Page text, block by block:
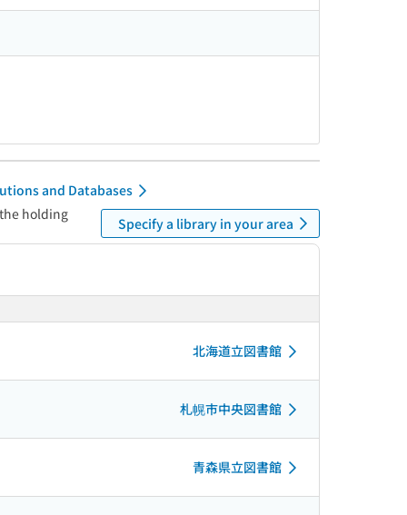
and Databases
holding
Specify a library in your area
北海道立図書館
札幌市中央図書館
青森県立図書館